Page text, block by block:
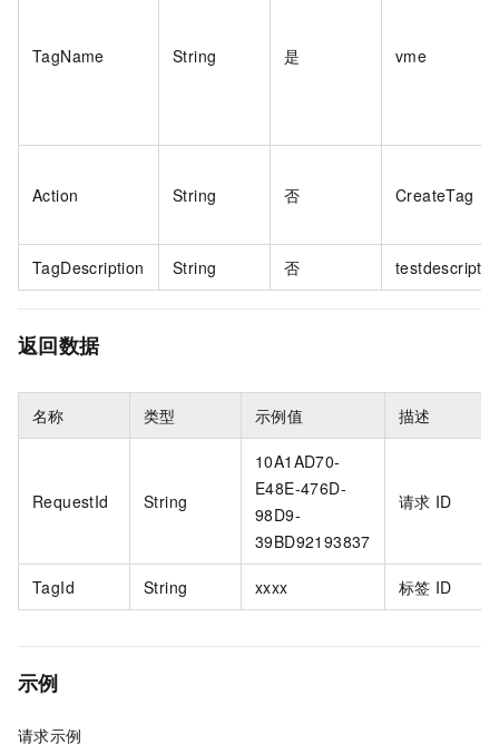
TagName String 是 vme
Action String 否 CreateTag
TagDescription String 否
返回数据
名称 类型 示例值 描述
RequestId String
10A1AD70-
E48E-476D-
98D9-
39BD92193837
请求 ID
TagId String xxxx 标签 ID
示例
请求示例